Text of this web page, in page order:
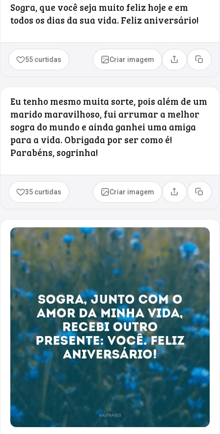
Sogra, que você seja muito feliz hoje e em
todos os dias da sua vida. Feliz aniversário!
55 curtidas Criar imagem Compartilhar
Copiar
Eu tenho mesmo muita sorte, pois além de um
marido maravilhoso, fui arrumar a melhor
sogra do mundo e ainda ganhei uma amiga
para a vida. Obrigada por ser como é!
Parabéns, sogrinha!
35 curtidas Criar imagem Compartilhar
Copiar